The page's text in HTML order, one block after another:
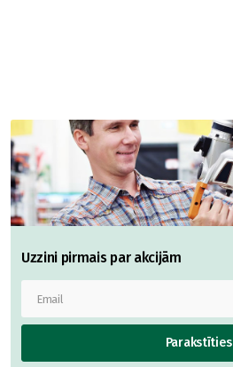
Uzzini pirmais par akcijām
Parakstīties